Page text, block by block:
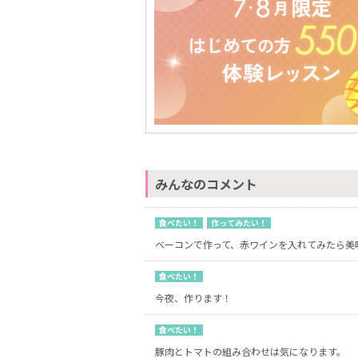
みんなのコメント
食べたい！ 作ってみたい！
ベーコンで作って、赤ワインを入れてみたら
食べたい！
今夜、作ります！
食べたい！
豚肉とトマトの組み合わせは気になります。